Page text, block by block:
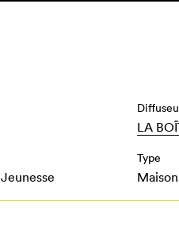
LA
Jeunesse
Type